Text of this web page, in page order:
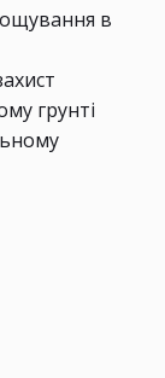
в
грунті